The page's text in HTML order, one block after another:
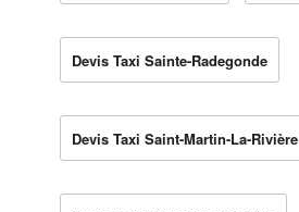
Devis Taxi Sainte-Radegonde
Devis Taxi Saint-Martin-La-Rivière